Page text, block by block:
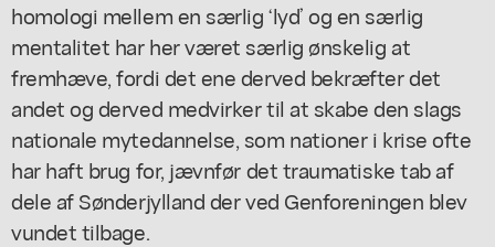
homologi mellem en særlig ‘lyd’ og en særlig
mentalitet har her været særlig ønskelig at
fremhæve, fordi det ene derved bekræfter det
andet og derved medvirker til at skabe den slags
nationale mytedannelse, som nationer i krise ofte
har haft brug for, jævnfør det traumatiske tab af
dele af Sønderjylland der ved Genforeningen blev
vundet tilbage.